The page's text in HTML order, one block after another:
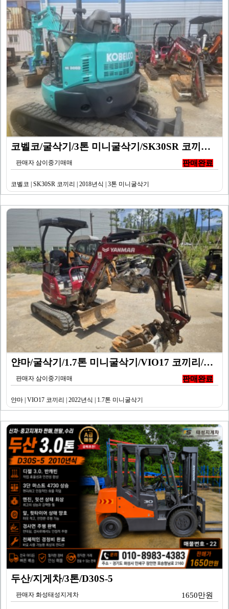
코벨코/굴삭기/3톤 미니굴삭기/SK30SR 코끼리/20…
판매자 삼이중기매매 판매완료
코벨코 | SK30SR 코끼리 | 2018년식 | 3톤 미니굴삭기
얀마/굴삭기/1.7톤 미니굴삭기/VIO17 코끼리/20…
판매자 삼이중기매매 판매완료
얀마 | VIO17 코끼리 | 2022년식 | 1.7톤 미니굴삭기
두산/지게차/3톤/D30S-5
판매자 화성태성지게차 1650만원